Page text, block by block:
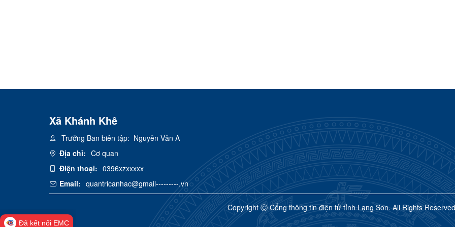
Xã Khánh Khê
Trưởng Ban biên tập: Nguyễn Văn A
Địa chỉ: Cơ quan
Điện thoại: 0396xzxxxxx
Email: quantricanhac@gmail---------.vn
Copyright Ⓒ Cổng thông tin điện tử tỉnh Lạng Sơn. All Rights Reserved
Đã kết nối EMC